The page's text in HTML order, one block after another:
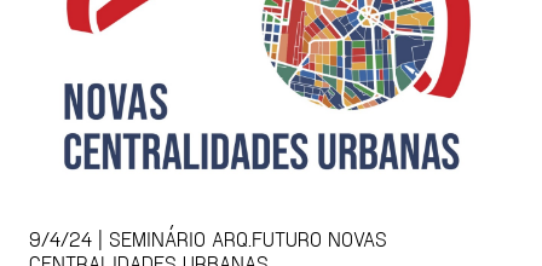
9/4/24 | SEMINÁRIO ARQ.FUTURO NOVAS